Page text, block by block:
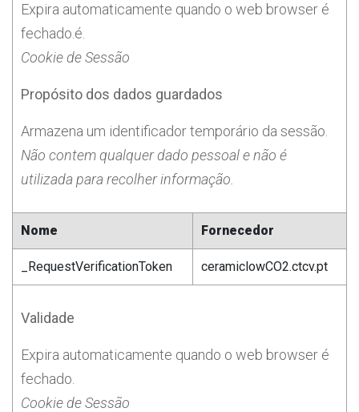
Expira automaticamente quando o web browser é
fechado.é.
Cookie de Sessão
Propósito dos dados guardados
Armazena um identificador temporário da sessão.
Não contem qualquer dado pessoal e não é
utilizada para recolher informação.
Nome Fornecedor
_RequestVerificationToken ceramiclowCO2.ctcv.pt
Validade
Expira automaticamente quando o web browser é
fechado.
Cookie de Sessão